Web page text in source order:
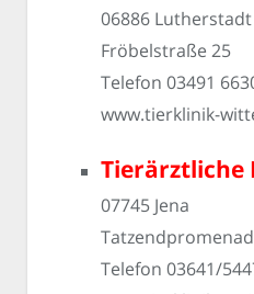
06886
Fröbelstraße 25
Telefon 03491
www.tierklinik-
Tierärztliche
07745 Jena
Telefon 03641/